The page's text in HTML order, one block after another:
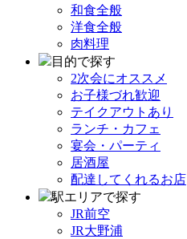
和食全般
洋食全般
肉料理
目的で探す
2次会にオススメ
お子様づれ歓迎
テイクアウトあり
ランチ・カフェ
宴会・パーティ
居酒屋
配達してくれるお店
駅エリアで探す
JR前空
JR大野浦